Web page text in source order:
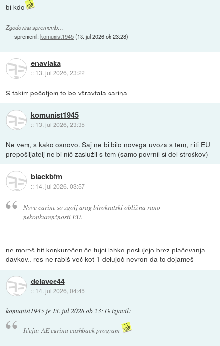
bi kdo
Zgodovina sprememb…
spremenil:komunist1945(13. jul 2026 ob 23:28)
enavlaka
:: 13. jul 2026, 23:22
S takim početjem te bo všravfala carina
komunist1945
:: 13. jul 2026, 23:35
Ne vem, s kako osnovo. Saj ne bi bilo novega uvoza s tem, niti EU
prepošiljatelj ne bi nič zaslužil s tem (samo povrnil si del stroškov)
blackbfm
:: 14. jul 2026, 03:57
Nove carine so zgolj drag birokratski obliž na rano
nekonkurenčnosti EU.
ne moreš bit konkurečen če tujci lahko poslujejo brez plačevanja
davkov.. res ne rabiš več kot 1 delujoč nevron da to dojameš
delavec44
:: 14. jul 2026, 04:46
komunist1945 je 13. jul 2026 ob 23:19izjavil:
Ideja: AE carina cashback program